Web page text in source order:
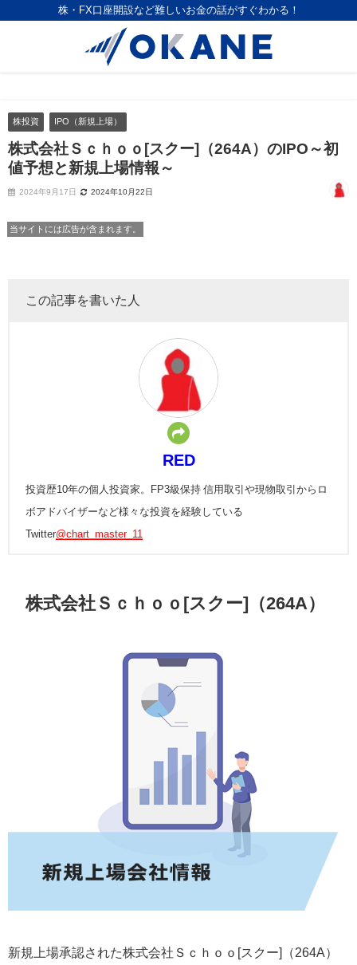
株・FX口座開設など難しいお金の話がすぐわかる！
株投資 IPO（新規上場）
株式会社Ｓｃｈｏｏ[スクー]（264A）のIPO～初
値予想と新規上場情報～
2024年9月17日 2024年10月22日
当サイトには広告が含まれます。
この記事を書いた人
RED
投資歴10年の個人投資家。FP3級保持 信用取引や現物取引からロ
ボアドバイザーなど様々な投資を経験している
Twitter@chart_master_11
株式会社Ｓｃｈｏｏ[スクー]（264A）
新規上場承認された株式会社Ｓｃｈｏｏ[スクー]（264A）